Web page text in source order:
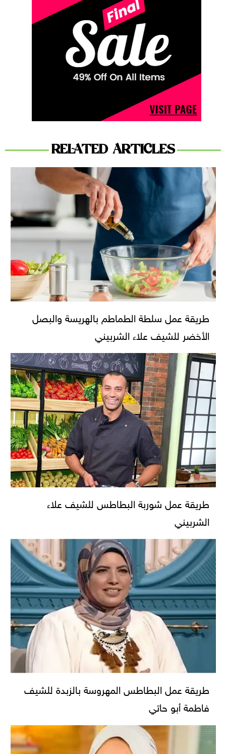
RELATED ARTICLES
طريقة عمل سلطة الطماطم بالهريسة والبصل
الأخضر للشيف علاء الشربيني
طريقة عمل شوربة البطاطس للشيف علاء
الشربيني
طريقة عمل البطاطس المهروسة بالزبدة للشيف
فاطمة أبو حاتي